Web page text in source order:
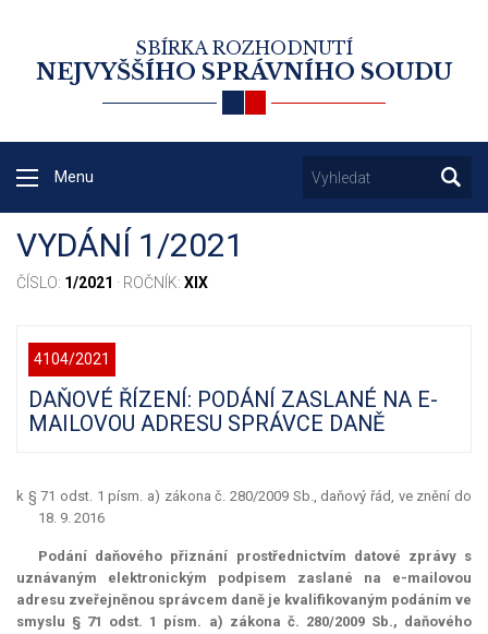
SBÍRKA ROZHODNUTÍ
NEJVYŠŠÍHO SPRÁVNÍHO SOUDU
Menu
VYDÁNÍ 1/2021
ČÍSLO: 1/2021 · ROČNÍK: XIX
4104/2021
DAŇOVÉ ŘÍZENÍ: PODÁNÍ ZASLANÉ NA E-
MAILOVOU ADRESU SPRÁVCE DANĚ
k § 71 odst. 1 písm. a) zákona č. 280/2009 Sb., daňový řád, ve znění do
18. 9. 2016
Podání daňového přiznání prostřednictvím datové zprávy s
uznávaným elektronickým podpisem zaslané na e-mailovou
adresu zveřejněnou správcem daně je kvalifikovaným podáním ve
smyslu § 71 odst. 1 písm. a) zákona č. 280/2009 Sb., daňového